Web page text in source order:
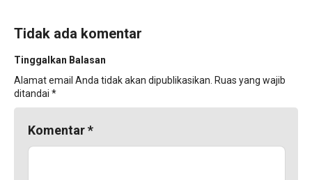
Tidak ada komentar
Tinggalkan Balasan
Alamat email Anda tidak akan dipublikasikan. Ruas yang wajib
ditandai *
Komentar*